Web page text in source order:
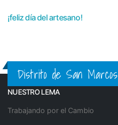
¡feliz día del artesano!
Distrito de San Marcos
NUESTRO LEMA
Trabajando por el Cambio